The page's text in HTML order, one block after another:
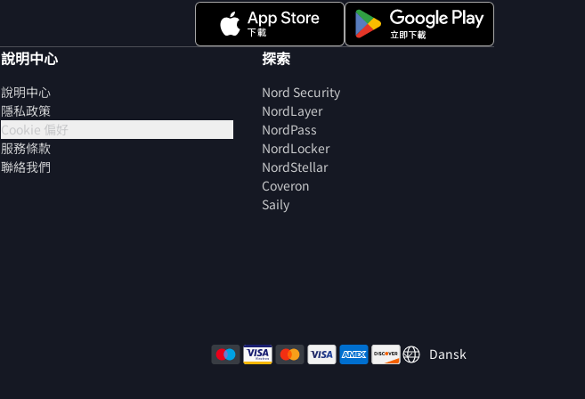
說明中心
說明中心
隱私政策
Cookie 偏好
服務條款
聯絡我們
探索
Nord Security
NordLayer
NordPass
NordLocker
NordStellar
Coveron
Saily